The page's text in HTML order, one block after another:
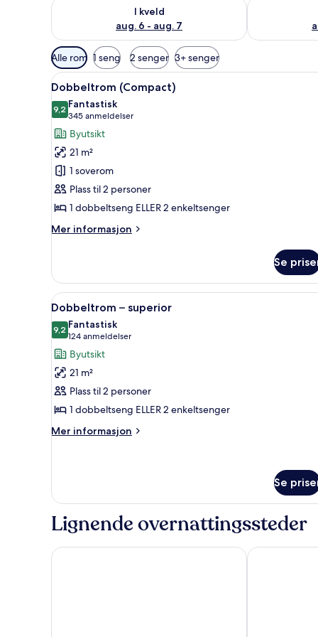
I kveld
aug. 6 - aug. 7
Tilgjengelige
filtre
for
rom
Alle rom 1 seng 2 senger 3+ senger
Åpne
alle
bildene
av
Dobbeltrom
(Compact)
Dobbeltrom (Compact) |
7
Dobbeltrom (Compact)
9,29,2 av 10
Fantastisk
345 anmeldelser
(345
anmeldelser)
Byutsikt
21 m²
1 soverom
Plass til 2 personer
1 dobbeltseng ELLER 2 enkeltsenger
Mer informasjon
Mer
(Compact)
Se
Åpne
alle
bildene
av
Dobbeltrom
–
superior
Dobbeltrom – superior |
7
Dobbeltrom – superior
9,29,2 av 10
Fantastisk
124 anmeldelser
(124
anmeldelser)
Byutsikt
21 m²
Plass til 2 personer
1 dobbeltseng ELLER 2 enkeltsenger
Mer informasjon
Mer
superior
Se
Lignende overnattingssteder
Clarion Hotel Post, Gothenburg Radisson Blu